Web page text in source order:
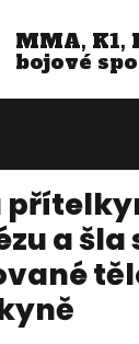
MMA, K1,
bojové
a šla